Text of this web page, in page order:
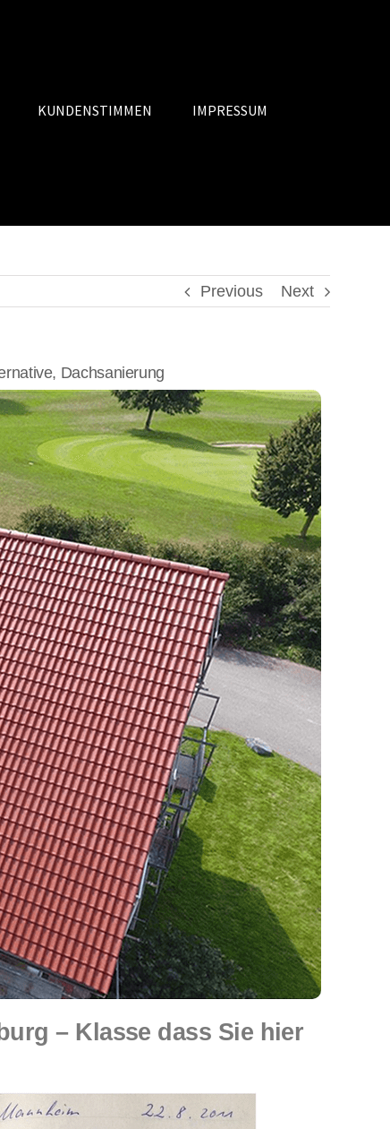
KUNDENSTIMMEN IMPRESSUM
Previous Next
Dachsanierung
– Klasse dass Sie hier